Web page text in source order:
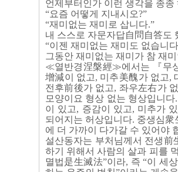
언제부터인가 이런 생각을 종종
“요즘 어떻게 지내시오?”
“재미없는 재미로 삽니다.”
내 스스로 자문자답自問自答도
“이젠 재미없는 재미도 없습니
그동안 재미없는 재미가 참 재
≪열반경涅槃經≫에서는 『무
增減이 없고, 미추美醜가 없고,
전후前後가 없고, 좌우左右가
모양이요 형상 없는 형상입니
이 있고, 증감이 있고, 미추가
되어지는 허상입니다. 중생심
에 더 가까이 다가갈 수 있어야
설산동자는 부처님께서 전생前
하기 위해서 사람의 살과 피를
멸법是生滅法”이라, 즉 “이 세